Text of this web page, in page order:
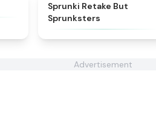
Sprunki Retake But
Sprunksters
Advertisement